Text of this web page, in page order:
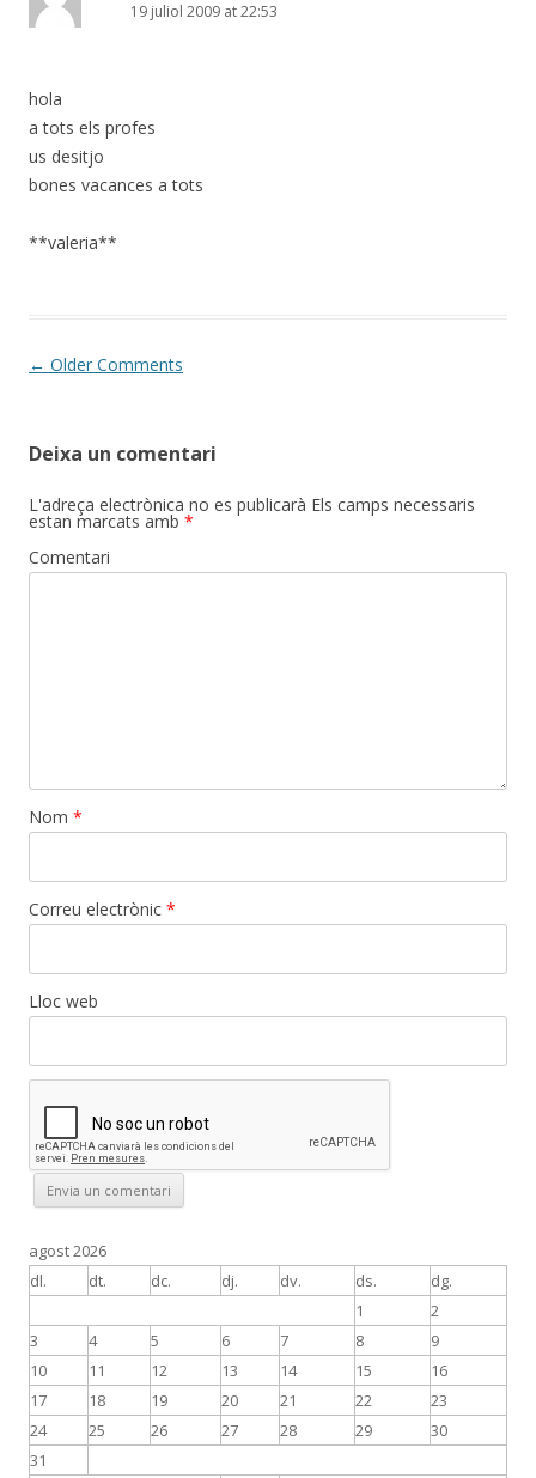
19 juliol 2009 at 22:53
hola
a tots els profes
us desitjo
bones vacances a tots
**valeria**
Comment
← Older Comments
Deixa un comentari
L'adreça electrònica no es publicarà Els camps necessaris
estan marcats amb *
Comentari
Nom *
Correu electrònic *
Lloc web
agost 2026
dl.
dt. dc. dj. dv. ds. dg.
1
2
3
4 5 6 7 8
9
10
11 12 13 14 15
16
17
18 19 20 21 22
23
24
25 26 27 28 29
30
31